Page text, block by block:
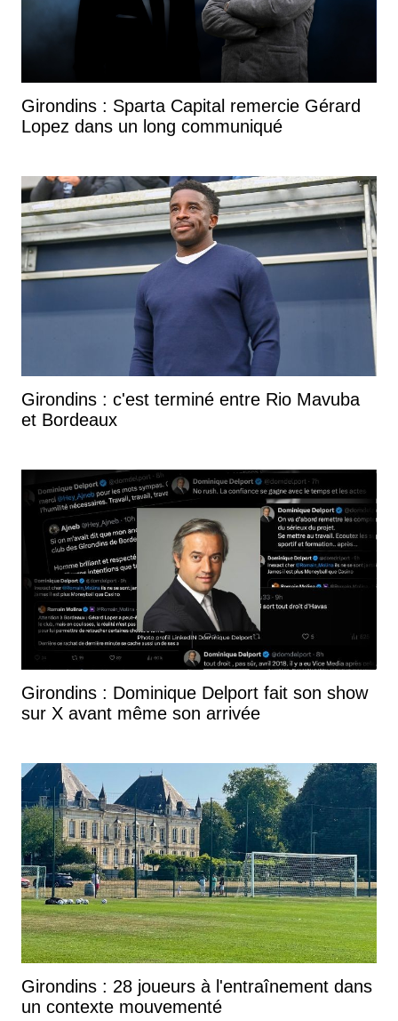
Girondins : Sparta Capital remercie Gérard
Lopez dans un long communiqué
Girondins : c'est terminé entre Rio Mavuba
et Bordeaux
Girondins : Dominique Delport fait son show
sur X avant même son arrivée
Girondins : 28 joueurs à l'entraînement dans
un contexte mouvementé